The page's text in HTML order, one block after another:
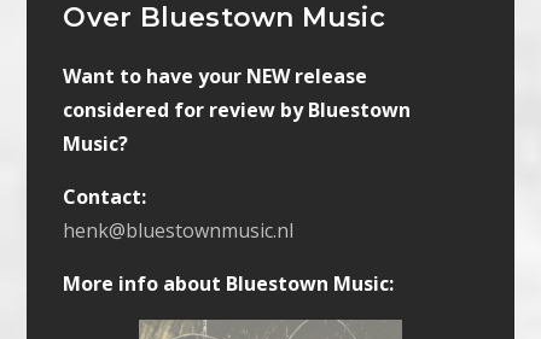
Over Bluestown Music
Want to have your NEW release
considered for review by Bluestown
Music?
Contact:
henk@bluestownmusic.nl
More info about Bluestown Music: